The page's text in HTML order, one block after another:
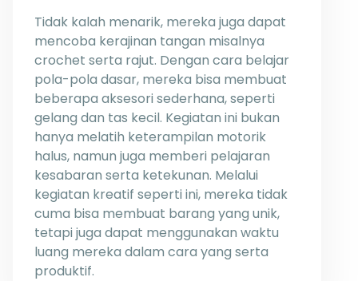
Tidak kalah menarik, mereka juga dapat
mencoba kerajinan tangan misalnya
crochet serta rajut. Dengan cara belajar
pola-pola dasar, mereka bisa membuat
beberapa aksesori sederhana, seperti
gelang dan tas kecil. Kegiatan ini bukan
hanya melatih keterampilan motorik
halus, namun juga memberi pelajaran
kesabaran serta ketekunan. Melalui
kegiatan kreatif seperti ini, mereka tidak
cuma bisa membuat barang yang unik,
tetapi juga dapat menggunakan waktu
luang mereka dalam cara yang serta
produktif.